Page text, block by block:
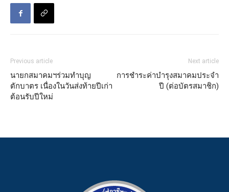
Previous article
นายกสมาคมฯร่วมทำบุญ
ตักบาตร เนื่องในวันส่งท้ายปีเก่า
ต้อนรับปีใหม่
Next article
การชำระค่าบำรุงสมาคมประจำ
ปี (ต่อบัตรสมาชิก)